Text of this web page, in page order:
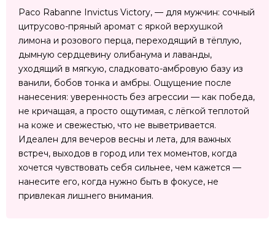
Paco Rabanne Invictus Victory, — для мужчин: сочный
цитрусово-пряный аромат с яркой верхушкой
лимона и розового перца, переходящий в тёплую,
дымную сердцевину олибанума и лаванды,
уходящий в мягкую, сладковато-амбровую базу из
ванили, бобов тонка и амбры. Ощущение после
нанесения: уверенность без агрессии — как победа,
не кричащая, а просто ощутимая, с лёгкой теплотой
на коже и свежестью, что не выветривается.
Идеален для вечеров весны и лета, для важных
встреч, выходов в город или тех моментов, когда
хочется чувствовать себя сильнее, чем кажется —
нанесите его, когда нужно быть в фокусе, не
привлекая лишнего внимания.